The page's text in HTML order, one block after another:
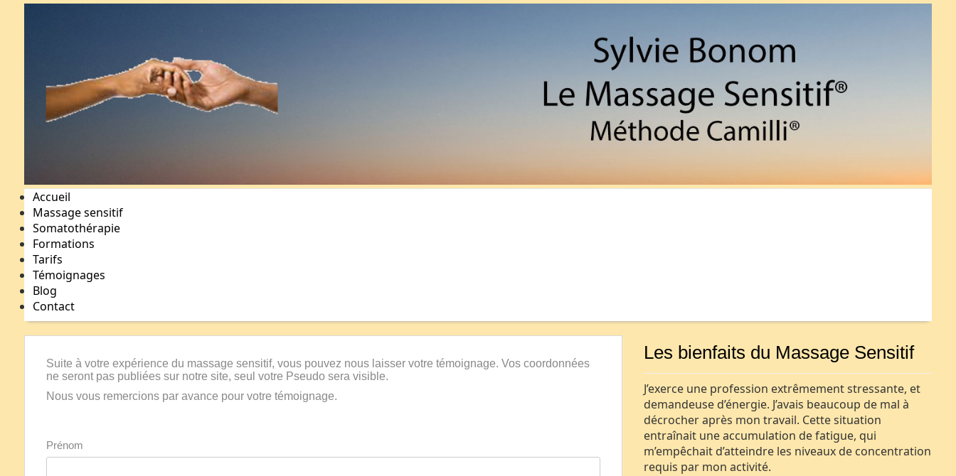
Accueil
Massage sensitif
Somatothérapie
Formations
Tarifs
Témoignages
Blog
Contact
Suite à votre expérience du massage sensitif, vous pouvez nous laisser votre témoignage. Vos coordonnées
ne seront pas publiées sur notre site, seul votre Pseudo sera visible.
Nous vous remercions par avance pour votre témoignage.
Prénom
Les bienfaits du Massage Sensitif
J’exerce une profession extrêmement stressante, et
demandeuse d’énergie. J’avais beaucoup de mal à
décrocher après mon travail. Cette situation
entraînait une accumulation de fatigue, qui
m’empêchait d’atteindre les niveaux de concentration
requis par mon activité.